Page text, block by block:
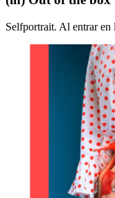
Out
of
Selfportrait. Al entrar en